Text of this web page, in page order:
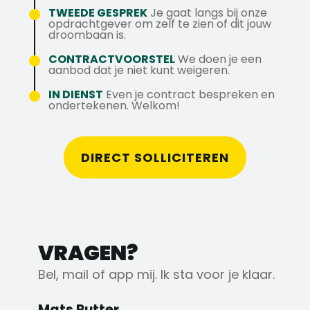
keurings-, inspectie- en
onderhoudsrapportages volgens de
vastgestelde procedures.
Signaleren van technische afwijkingen,
storingen en slijtage, waarna je advies
geeft over reparatie, revisie of vervanging
van gereedschappen en machines.
speel jij hierin een belangrijke rol. Met jouw
technische expertise draag je bij aan het
inspecteren, onderhouden, repareren en
certificeren van uiteenlopende apparatuur,
zodat onze klanten altijd kunnen rekenen op
optimaal functionerende middelen.
gereedschap en werkkleding.
8,33% vakantiegelden een solide
pensioenregeling.
✓Reiskostenvergoedingvolgens de
bedrijfsregeling.
Mocht je nog vragen hebben over deze
Neem dan direct contact op met Mats
Putter op 010-4103536, 0614725008 of via
m.putter@axstechniek.nl
TWEEDE GESPREKJe gaat langs bij onze
opdrachtgever om zelf te zien of dit jouw
droombaan is.
CONTRACTVOORSTELWe doen je een
aanbod dat je niet kunt weigeren.
IN DIENST Even je contract bespreken en
ondertekenen. Welkom!
DIRECT SOLLICITEREN
VRAGEN?
Bel, mail of app mij. Ik sta voor je klaar.